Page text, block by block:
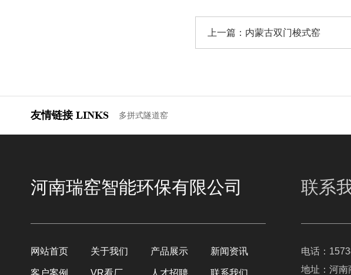
上一篇： 内蒙古双门梭式窑
友情链接 LINKS 多拼式隧道窑
河南瑞窑智能环保有限公司
网站首页 关于我们 产品展示 新闻资讯
客户案例 VR看厂 人才招聘 联系我们
联系
电话：
地址：河南